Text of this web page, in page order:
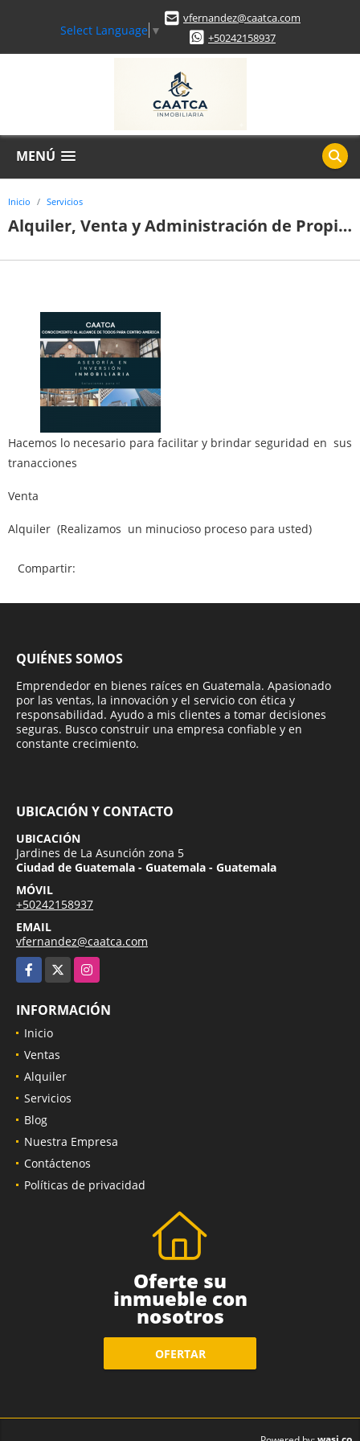
Select Language ▼
vfernandez@caatca.com
+50242158937
MENÚ
Inicio Servicios
Alquiler, Venta y Administración de Propiedades
Hacemos lo necesario para facilitar y brindar seguridad en sus
tranacciones
Venta
Alquiler (Realizamos un minucioso proceso para usted)
Compartir:
QUIÉNES SOMOS
Emprendedor en bienes raíces en Guatemala. Apasionado
por las ventas, la innovación y el servicio con ética y
responsabilidad. Ayudo a mis clientes a tomar decisiones
seguras. Busco construir una empresa confiable y en
constante crecimiento.
UBICACIÓN Y CONTACTO
UBICACIÓN
Jardines de La Asunción zona 5
Ciudad de Guatemala - Guatemala - Guatemala
MÓVIL
+50242158937
EMAIL
vfernandez@caatca.com
Facebook
Instagram
INFORMACIÓN
Inicio
Ventas
Alquiler
Servicios
Blog
Nuestra Empresa
Contáctenos
Políticas de privacidad
Oferte su
inmueble con
nosotros
OFERTAR